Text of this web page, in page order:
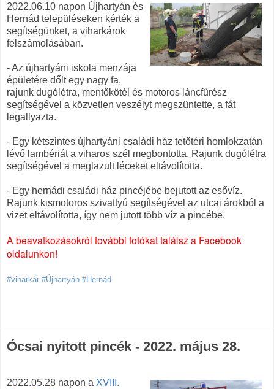
2022.06.10 napon Újhartyán és
Hernád településeken kérték a
segítségünket, a viharkárok
felszámolásában.
- Az újhartyáni iskola menzája
épületére dőlt egy nagy fa,
rajunk dugólétra, mentőkötél és motoros láncfűrész
segítségével a közvetlen veszélyt megszüntette, a fát
legallyazta.
- Egy kétszintes újhartyáni családi ház tetőtéri homlokzatán
lévő lambériát a viharos szél megbontotta. Rajunk dugólétra
segítségével a meglazult léceket eltávolította.
- Egy hernádi családi ház pincéjébe bejutott az esővíz.
Rajunk kismotoros szivattyú segítségével az utcai árokból a
vizet eltávolította, így nem jutott több víz a pincébe.
A beavatkozásokról további fotókat találsz a Facebook
oldalunkon!
#viharkár #Újhartyán #Hernád
Ócsai nyitott pincék - 2022. május 28.
2022.05.28 napon a XVIII.